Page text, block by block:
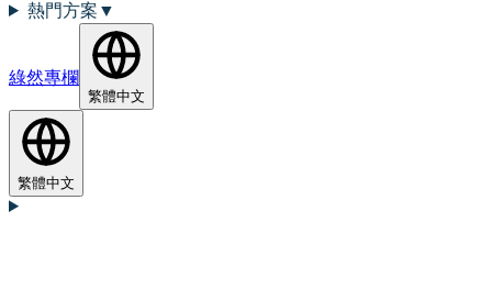
熱門方案 ▼
綠然專欄
繁體中文
繁體中文